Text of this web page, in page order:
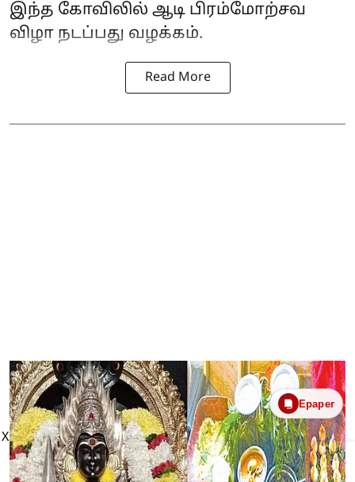
இந்த கோவிலில் ஆடி பிரம்மோற்சவ
விழா நடப்பது வழக்கம்.
Read More
Epaper
X